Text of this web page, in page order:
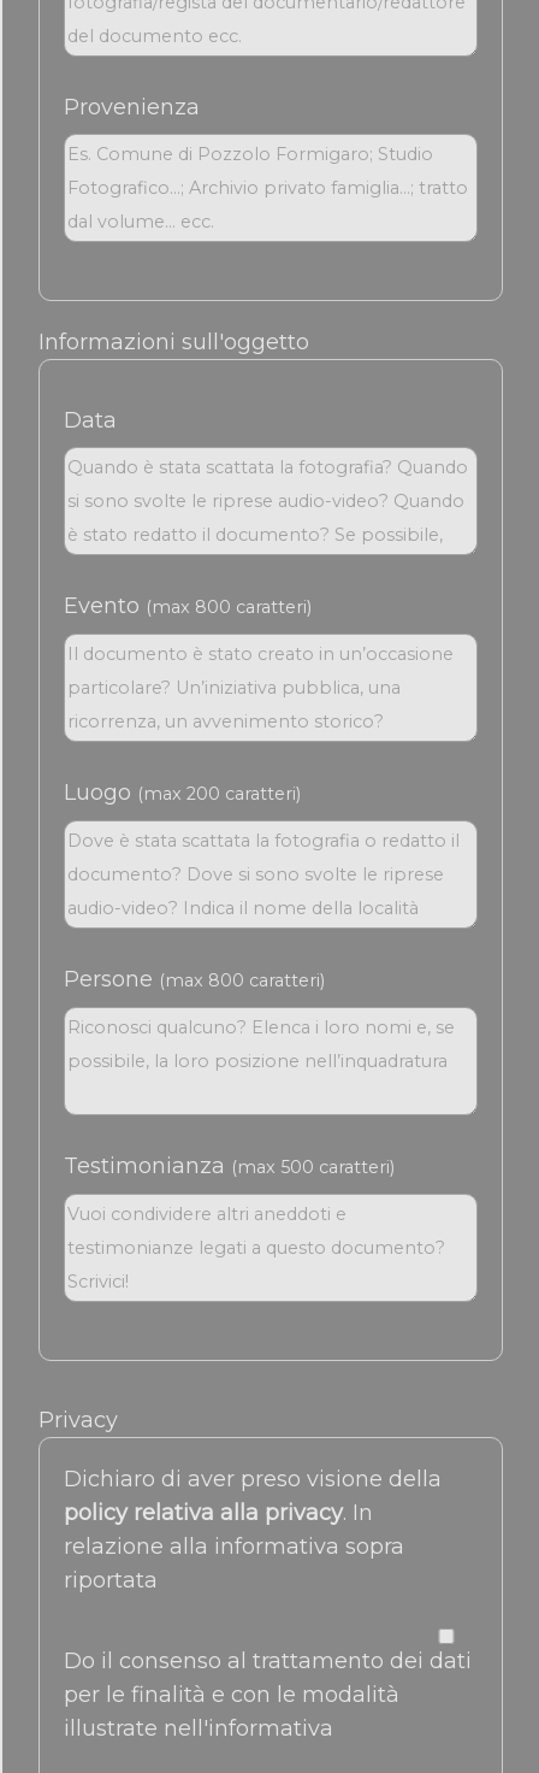
Provenienza
Informazioni sull'oggetto
Data
Evento (max 800 caratteri)
Luogo (max 200 caratteri)
Persone (max 800 caratteri)
Testimonianza (max 500 caratteri)
Privacy
Dichiaro di aver preso visione della
policy relativa alla privacy. In
relazione alla informativa sopra
riportata
Do il consenso al trattamento dei dati
per le finalità e con le modalità
illustrate nell'informativa